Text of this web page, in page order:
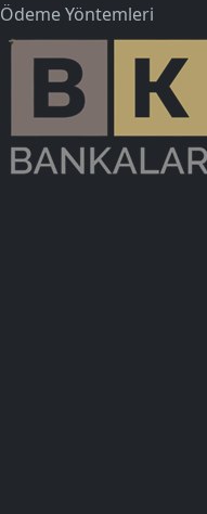
Ödeme Yöntemleri